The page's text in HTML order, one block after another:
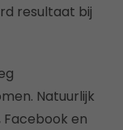
resultaat bij
Natuurlijk
en